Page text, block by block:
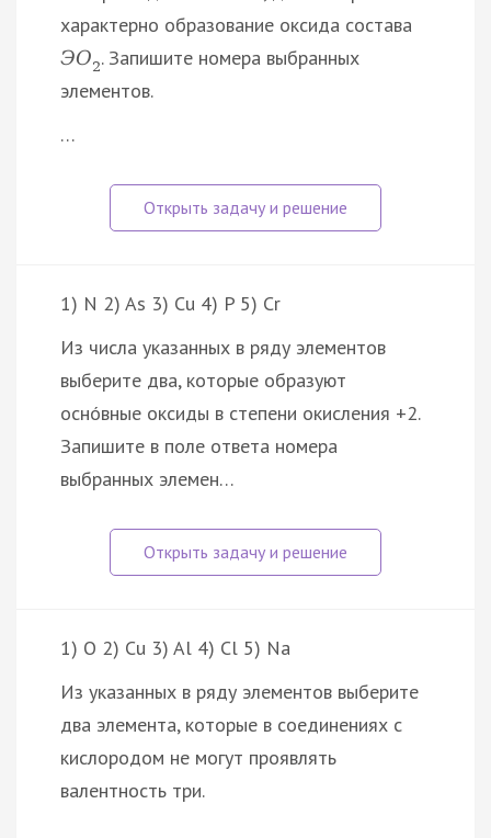
характерно образование оксида состава
ЭO2. Запишите номера выбранных
элементов.
…
1) N 2) As 3) Cu 4) P 5) Cr
Из числа указанных в ряду элементов
выберите два, которые образуют
оснóвные оксиды в степени окисления +2.
Запишите в поле ответа номера
выбранных элемен…
1) O 2) Cu 3) Al 4) Cl 5) Na
Из указанных в ряду элементов выберите
два элемента, которые в соединениях с
кислородом не могут проявлять
валентность три.